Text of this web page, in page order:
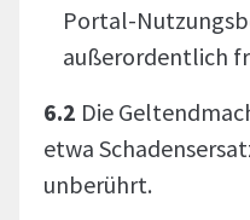
Portal-
außerordentlich
6.2 Die
etwa
unberührt.